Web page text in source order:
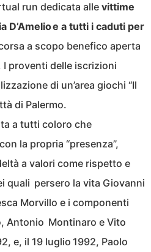
run dedicata allevittime
D’Amelio e a tutti i caduti per
a scopo benefico aperta
I proventi delle iscrizioni
di un’area giochi “Il
di Palermo.
a tutti coloro che
la propria “presenza”,
a valori come rispetto e
quali persero la vita Giovanni
Morvillo e i componenti
Antonio Montinaro e Vito
e, il 19 luglio 1992, Paolo